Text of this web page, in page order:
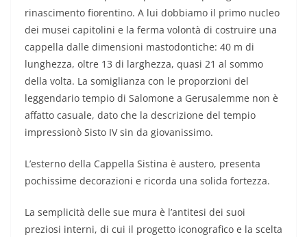
rinascimento fiorentino. A lui dobbiamo il primo nucleo
dei musei capitolini e la ferma volontà di costruire una
cappella dalle dimensioni mastodontiche: 40 m di
lunghezza, oltre 13 di larghezza, quasi 21 al sommo
della volta. La somiglianza con le proporzioni del
leggendario tempio di Salomone a Gerusalemme non è
affatto casuale, dato che la descrizione del tempio
impressionò Sisto IV sin da giovanissimo.
L’esterno della Cappella Sistina è austero, presenta
pochissime decorazioni e ricorda una solida fortezza.
La semplicità delle sue mura è l’antitesi dei suoi
preziosi interni, di cui il progetto iconografico e la scelta